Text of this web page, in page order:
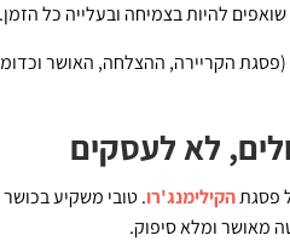
להיות בצמיחה ובעלייה כל
הקריירה, ההצלחה, האושר
לא לעסקים
פסגתהקילימנג'רו. טובי משקיע
מאושר ומלא סיפוק.